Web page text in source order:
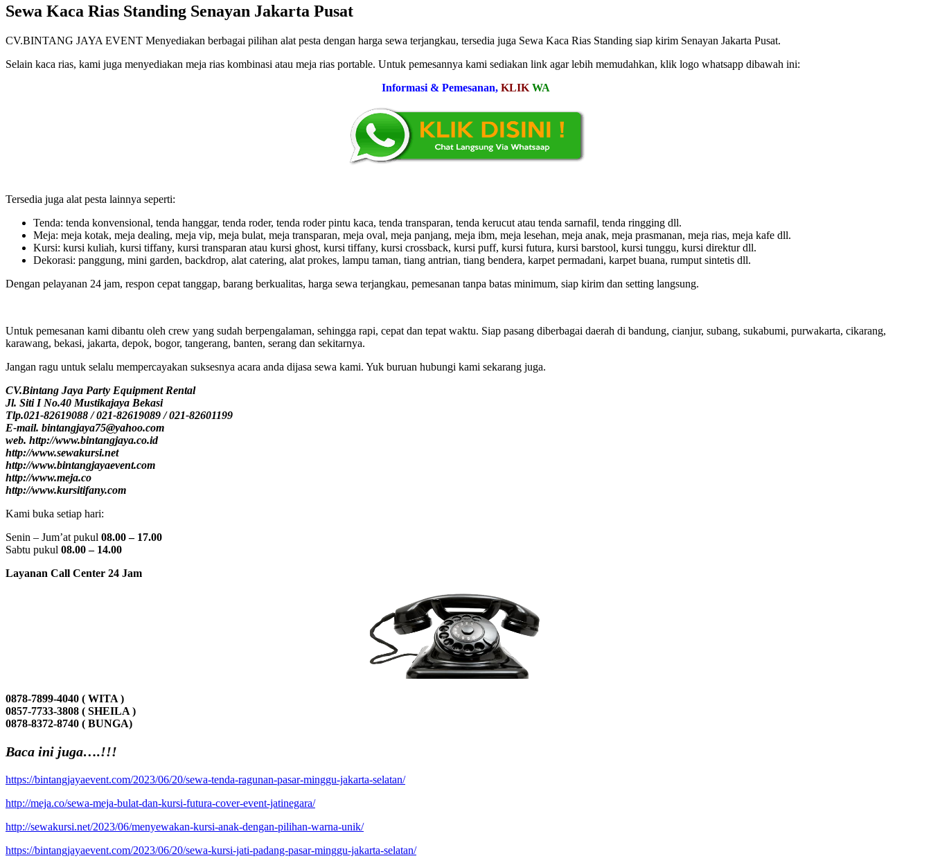
Sewa Kaca Rias Standing Senayan Jakarta Pusat
CV.BINTANG JAYA EVENT Menyediakan berbagai pilihan alat pesta dengan harga sewa terjangkau, tersedia juga Sewa Kaca Rias Standing siap kirim Senayan Jakarta Pusat.
Selain kaca rias, kami juga menyediakan meja rias kombinasi atau meja rias portable. Untuk pemesannya kami sediakan link agar lebih memudahkan, klik logo whatsapp dibawah ini:
Informasi & Pemesanan, KLIK WA
Tersedia juga alat pesta lainnya seperti:
Tenda: tenda konvensional, tenda hanggar, tenda roder, tenda roder pintu kaca, tenda transparan, tenda kerucut atau tenda sarnafil, tenda ringging dll.
Meja: meja kotak, meja dealing, meja vip, meja bulat, meja transparan, meja oval, meja panjang, meja ibm, meja lesehan, meja anak, meja prasmanan, meja rias, meja kafe dll.
Kursi: kursi kuliah, kursi tiffany, kursi transparan atau kursi ghost, kursi tiffany, kursi crossback, kursi puff, kursi futura, kursi barstool, kursi tunggu, kursi direktur dll.
Dekorasi: panggung, mini garden, backdrop, alat catering, alat prokes, lampu taman, tiang antrian, tiang bendera, karpet permadani, karpet buana, rumput sintetis dll.
Dengan pelayanan 24 jam, respon cepat tanggap, barang berkualitas, harga sewa terjangkau, pemesanan tanpa batas minimum, siap kirim dan setting langsung.
Untuk pemesanan kami dibantu oleh crew yang sudah berpengalaman, sehingga rapi, cepat dan tepat waktu. Siap pasang diberbagai daerah di bandung, cianjur, subang, sukabumi, purwakarta, cikarang,
karawang, bekasi, jakarta, depok, bogor, tangerang, banten, serang dan sekitarnya.
Jangan ragu untuk selalu mempercayakan suksesnya acara anda dijasa sewa kami. Yuk buruan hubungi kami sekarang juga.
CV.Bintang Jaya Party Equipment Rental
Jl. Siti I No.40 Mustikajaya Bekasi
Tlp.021-82619088 / 021-82619089 / 021-82601199
E-mail. bintangjaya75@yahoo.com
web. http://www.bintangjaya.co.id
http://www.sewakursi.net
http://www.bintangjayaevent.com
http://www.meja.co
http://www.kursitifany.com
Kami buka setiap hari:
Senin – Jum’at pukul 08.00 – 17.00
Sabtu pukul 08.00 – 14.00
Layanan Call Center 24 Jam
0878-7899-4040 ( WITA )
0857-7733-3808 ( SHEILA )
0878-8372-8740 ( BUNGA)
Baca ini juga….!!!
https://bintangjayaevent.com/2023/06/20/sewa-tenda-ragunan-pasar-minggu-jakarta-selatan/
http://meja.co/sewa-meja-bulat-dan-kursi-futura-cover-event-jatinegara/
http://sewakursi.net/2023/06/menyewakan-kursi-anak-dengan-pilihan-warna-unik/
https://bintangjayaevent.com/2023/06/20/sewa-kursi-jati-padang-pasar-minggu-jakarta-selatan/